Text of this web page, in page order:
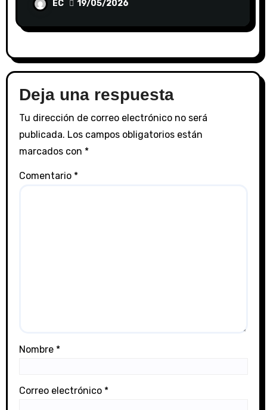
EC 19/05/2026
Deja una respuesta
Tu dirección de correo electrónico no será
publicada. Los campos obligatorios están
marcados con *
Comentario *
Nombre *
Correo electrónico *